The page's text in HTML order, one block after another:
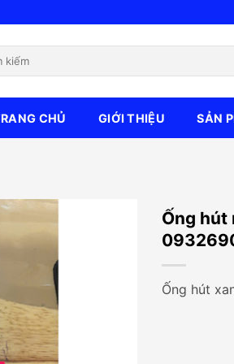
CHỦ GIỚI THIỆU SẢN
Ống hút
Ống hút